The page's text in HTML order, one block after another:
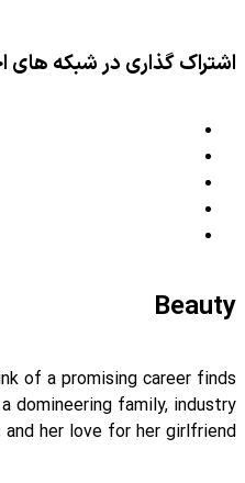
اشتراک گذاری در شبکه های
Beauty
of a promising career finds
domineering family, industry
and her love for her girlfriend.